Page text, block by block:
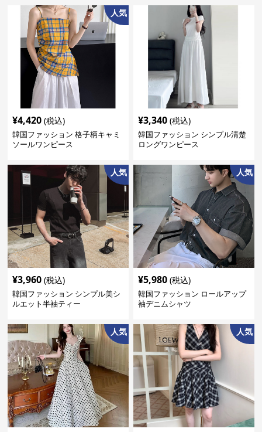
人気
¥4,420 (税込)
韓国ファッション 格子柄キャミ
ソールワンピース
¥3,340 (税込)
韓国ファッション シンプル清楚
ロングワンピース
人気
¥3,960 (税込)
韓国ファッション シンプル美シ
ルエット半袖ティー
人気
¥5,980 (税込)
韓国ファッション ロールアップ
袖デニムシャツ
人気 人気